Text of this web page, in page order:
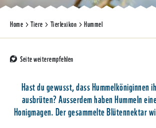
Home Tiere Tierlexikon Hummel
Seite weiterempfehlen
Hast du gewusst, dass Hummelköniginnen
ausbrüten? Ausserdem haben Hummeln
Honigmagen. Der gesammelte Blütennektar